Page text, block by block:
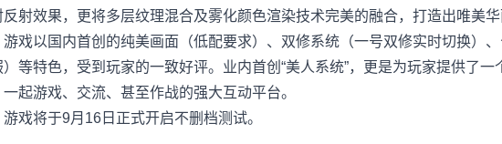
反射效果，更将多层纹理混合及雾化颜色渲染技术完美的融合，打造出唯美华
以国内首创的纯美画面（低配要求）、双修系统（一号双修实时切换）、
）等特色，受到玩家的一致好评。业内首创“美人系统”，更是为玩家提供了一
一起游戏、交流、甚至作战的强大互动平台。
将于9月16日正式开启不删档测试。